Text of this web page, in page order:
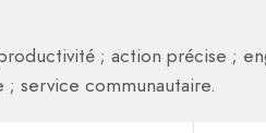
; action précise ;
service communautaire.